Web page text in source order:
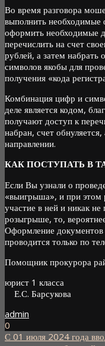
Во время разговора
выполнить необходимые
оформить необходимые
перечислить на счет
рублей, а затем
символов якобы для
получения «кода
Комбинация цифр и
деле является кодом,
получают доступ к
набран, счет
направлении.
КАК ПОСТУПАТЬ В
Если Вы узнали о
«выигрыша», и при этом
участие в ней и никак
розыгрыше, то,
Оформление документов
проводится только по
Помощник прокурора
юрист
Е.С. Барсукова
admin
0
Навигация
С 01 июля 2024 года